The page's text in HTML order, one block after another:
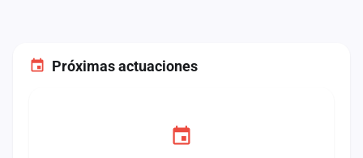
Próximas actuaciones